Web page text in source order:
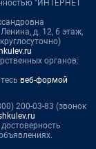
"ИНТЕРНЕТ
д. 12, 6 этаж,
органов:
веб-формой
200-03-83 (звонок